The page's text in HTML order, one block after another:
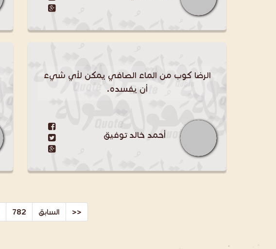
الرضا كوب من الماء الصافي يمكن لأي شيء
أن يفسده.
أحمد خالد توفيق
<< السابق 782